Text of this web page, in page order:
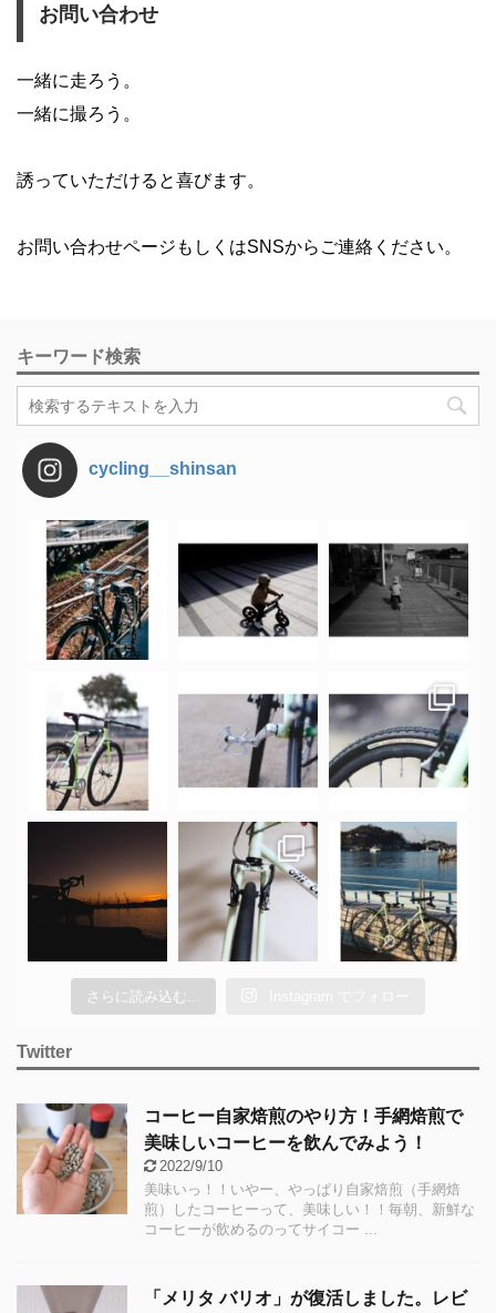
お問い合わせ
一緒に走ろう。
一緒に撮ろう。
誘っていただけると喜びます。
お問い合わせページもしくはSNSからご連絡ください。
キーワード検索
cycling__shinsan
さらに読み込む...
Twitter
コーヒー自家焙煎のやり方！手網焙煎で
美味しいコーヒーを飲んでみよう！
2022/9/10
美味いっ！！いやー、やっぱり自家焙煎（手網焙
煎）したコーヒーって、美味しい！！毎朝、新鮮な
コーヒーが飲めるのってサイコー ...
「メリタ バリオ」が復活しました。レビ